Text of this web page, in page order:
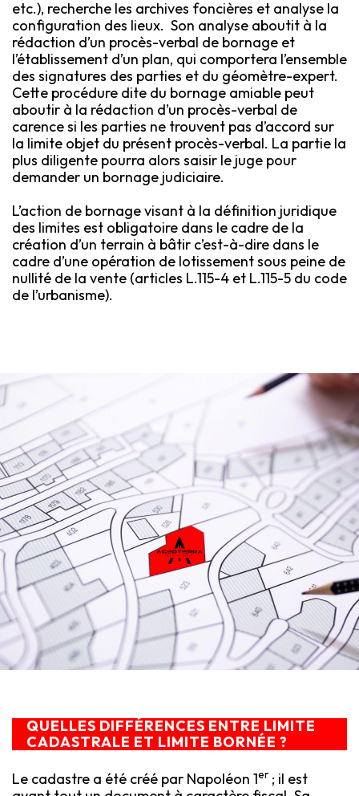
etc.), recherche les archives foncières et analyse la
configuration des lieux. Son analyse aboutit à la
rédaction d’un procès-verbal de bornage et
l’établissement d’un plan, qui comportera l’ensemble
des signatures des parties et du géomètre-expert.
Cette procédure dite du bornage amiable peut
aboutir à la rédaction d’un procès-verbal de
carence si les parties ne trouvent pas d’accord sur
la limite objet du présent procès-verbal. La partie la
plus diligente pourra alors saisir le juge pour
demander un bornage judiciaire.
L’action de bornage visant à la définition juridique
des limites est obligatoire dans le cadre de la
création d’un terrain à bâtir c’est-à-dire dans le
cadre d’une opération de lotissement sous peine de
nullité de la vente (articles L.115-4 et L.115-5 du code
de l’urbanisme).
QUELLES DIFFÉRENCES ENTRE LIMITE
CADASTRALE ET LIMITE BORNÉE ?
Le cadastre a été créé par Napoléon 1er ; il est